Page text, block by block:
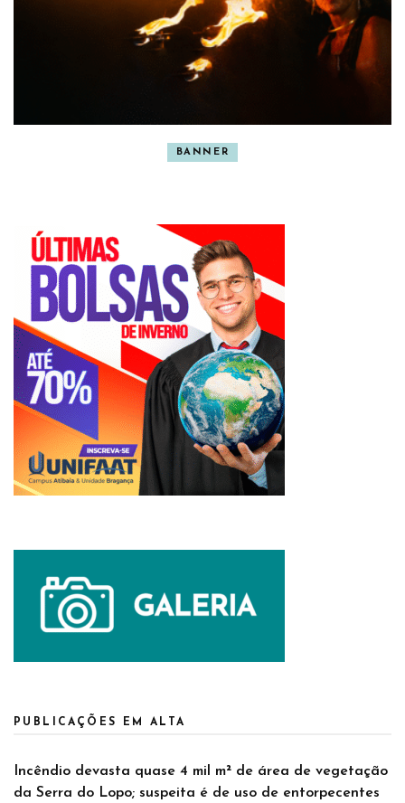
BANNER
PUBLICAÇÕES EM ALTA
Incêndio devasta quase 4 mil m² de área de vegetação
da Serra do Lopo; suspeita é de uso de entorpecentes